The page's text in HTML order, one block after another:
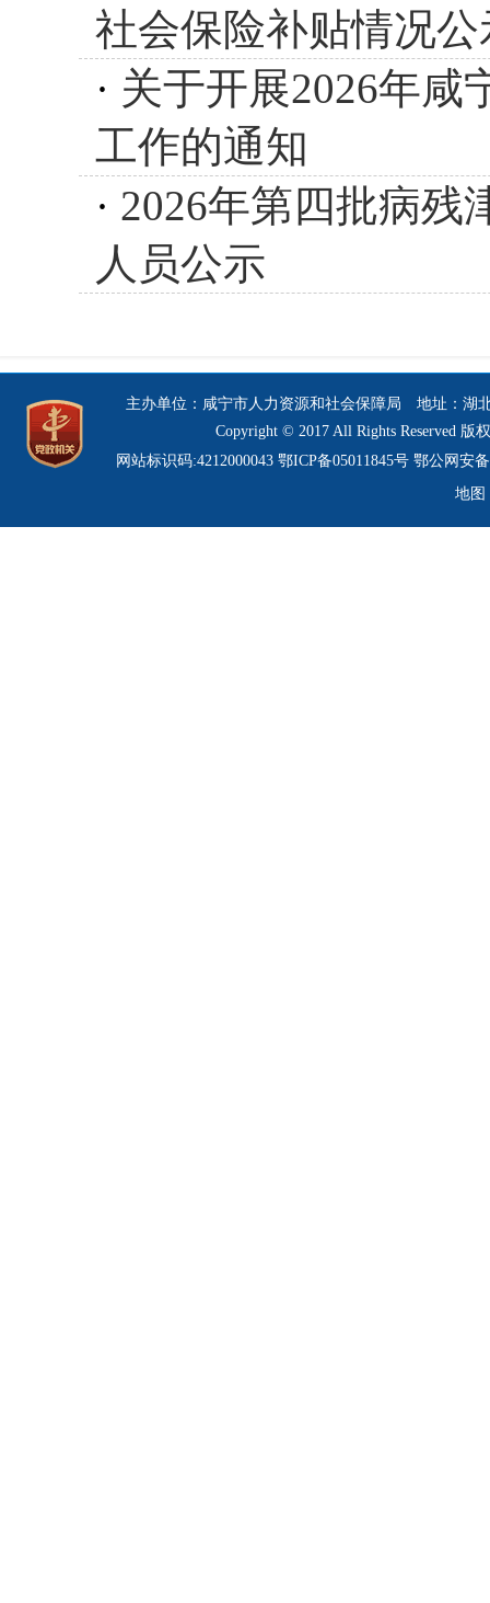
社会保险补贴情况公
· 关于开展2026年咸
工作的通知
· 2026年第四批病残
人员公示
主办单位：咸宁市人力资源和社会保障局 地址：湖
Copyright © 2017 All Rights Reserved
网站标识码:4212000043 鄂ICP备05011845号 鄂公网安备
地图